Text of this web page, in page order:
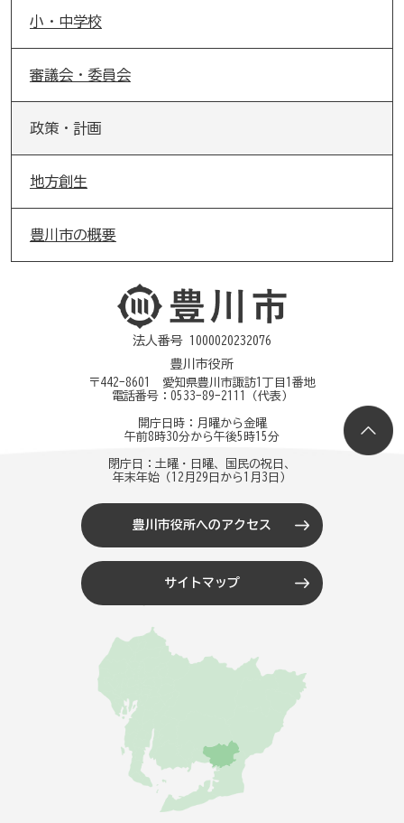
小・中学校
審議会・委員会
政策・計画
地方創生
豊川市の概要
法人番号 1000020232076
豊川市役所
〒442-8601 愛知県豊川市諏訪1丁目1番地
電話番号： 0533-89-2111 （代表）
開庁日時：月曜から金曜
午前8時30分から午後5時15分
閉庁日：土曜・日曜、国民の祝日、
年末年始（12月29日から1月3日）
豊川市役所へのアクセス
サイトマップ